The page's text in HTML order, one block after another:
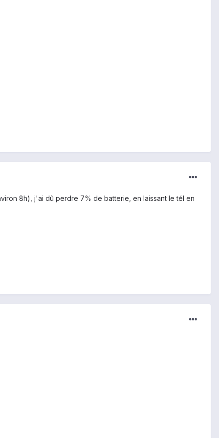
8h), j'ai dû perdre 7% de batterie, en laissant le tél en